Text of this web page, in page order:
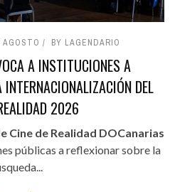
AGOSTO BY LAGENDARIO
A INSTITUCIONES A
INTERNACIONALIZACIÓN DEL
2026
Cine de Realidad DOCanarias
públicas a reflexionar sobre la